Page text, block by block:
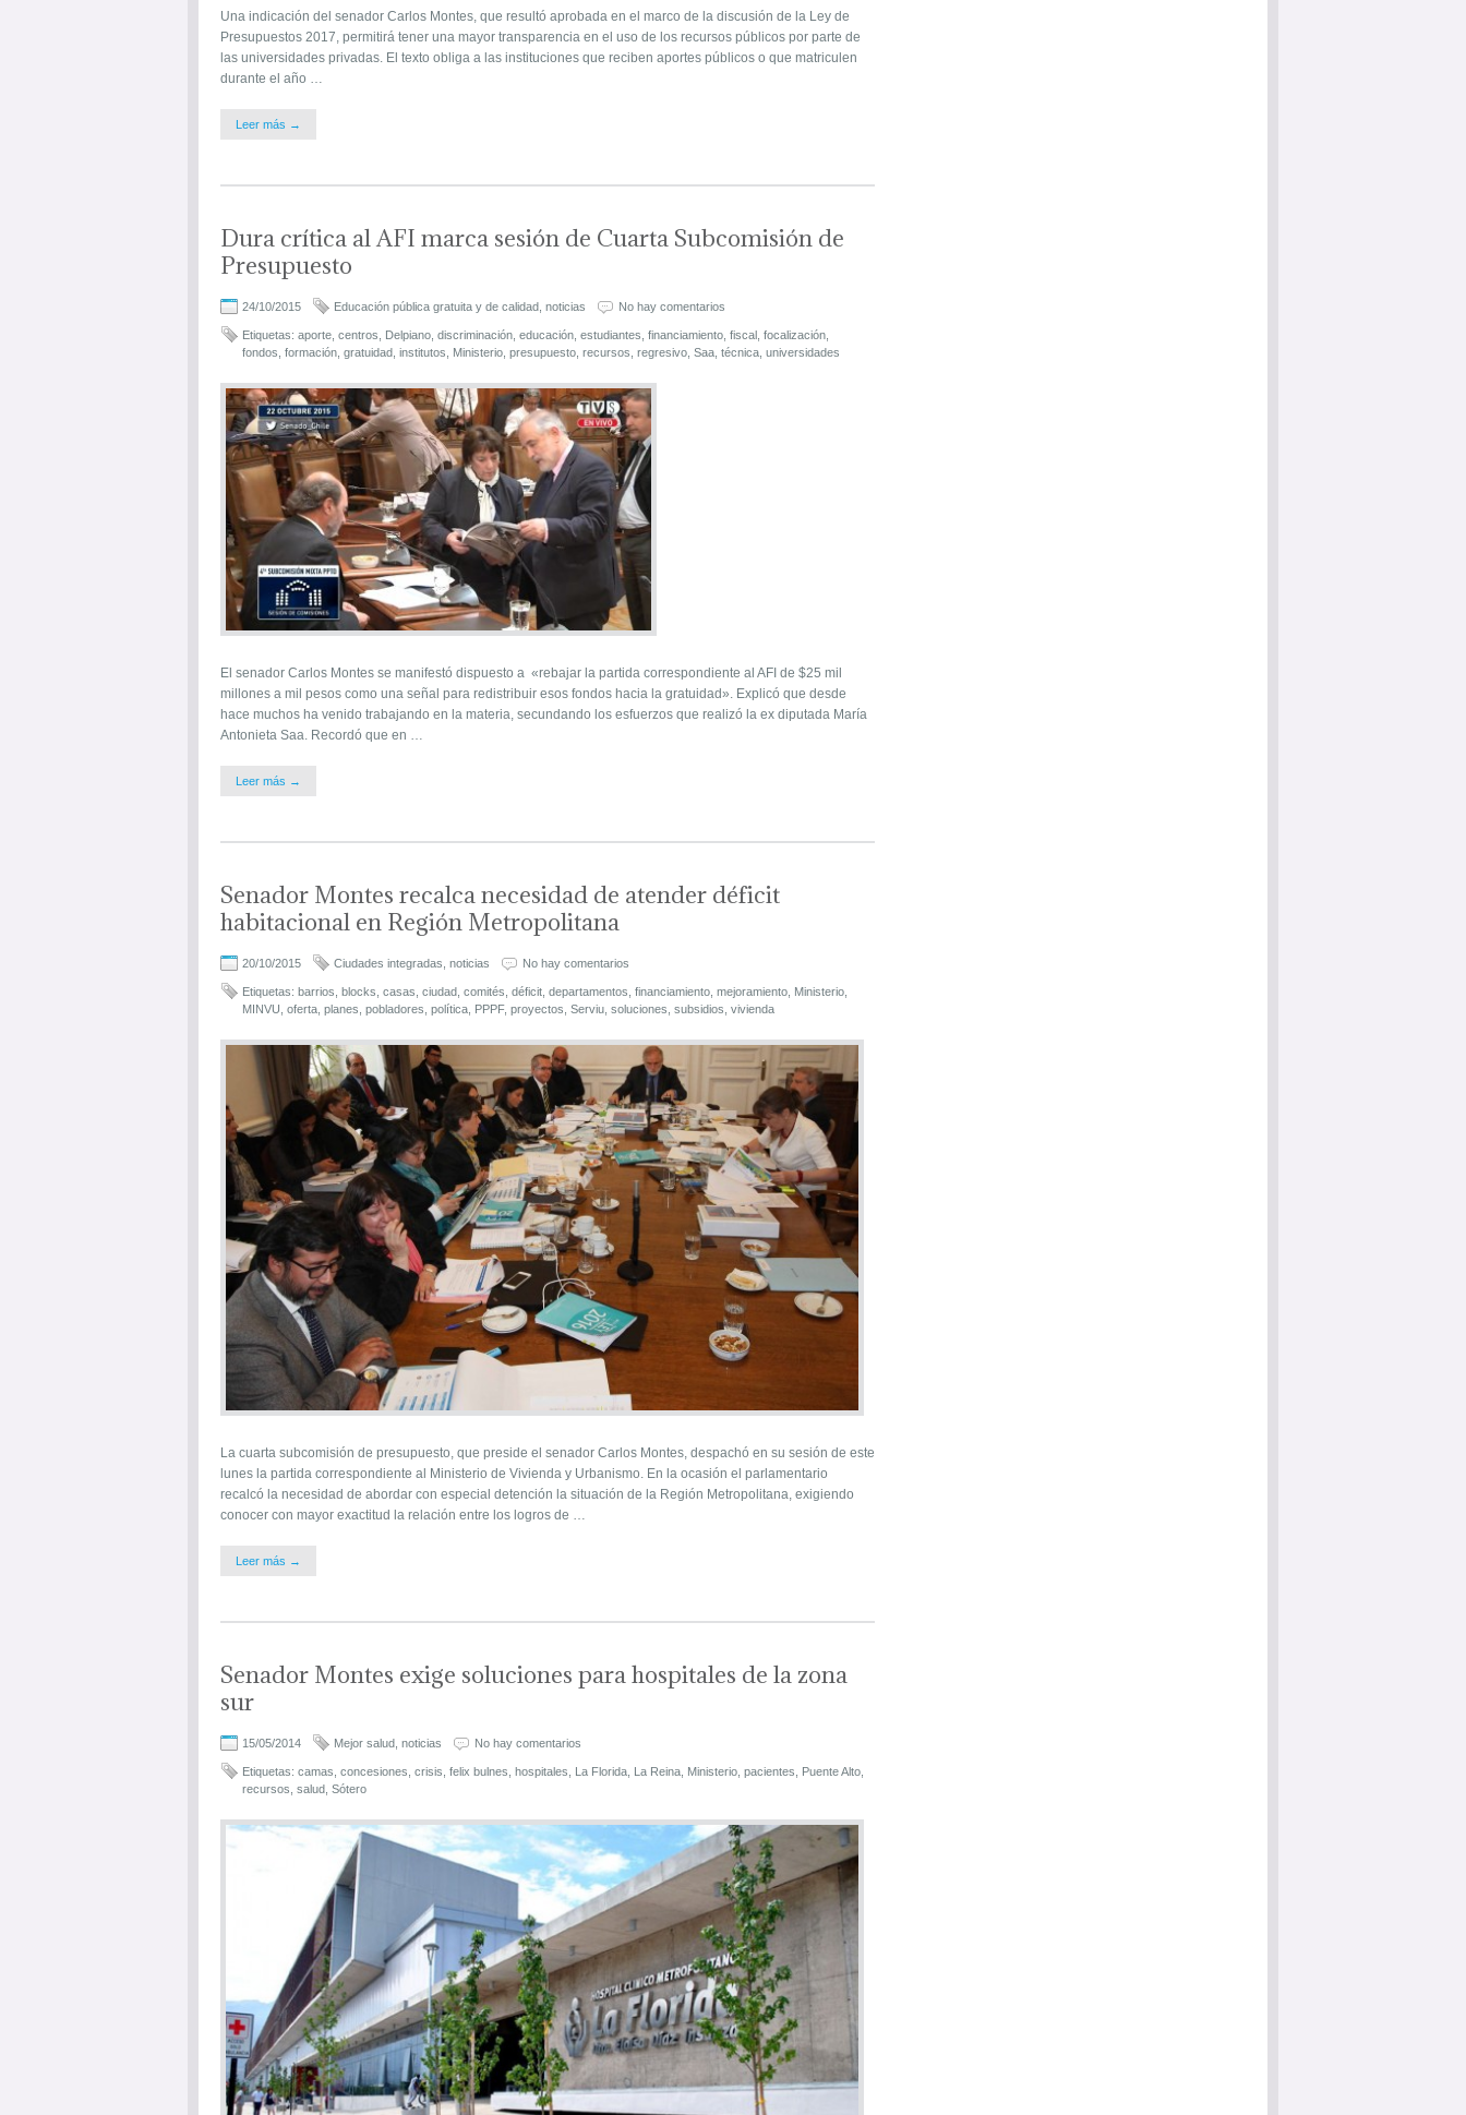
Una indicación del senador Carlos Montes, que resultó aprobada en el marco de la discusión de la Ley de
Presupuestos 2017, permitirá tener una mayor transparencia en el uso de los recursos públicos por parte de
las universidades privadas. El texto obliga a las instituciones que reciben aportes públicos o que matriculen
durante el año …
Leer más →
Dura crítica al AFI marca sesión de Cuarta Subcomisión de
Presupuesto
24/10/2015 Educación pública gratuita y de calidad, noticias No hay comentarios
Etiquetas: aporte, centros, Delpiano, discriminación, educación, estudiantes, financiamiento, fiscal , focalización,
fondos, formación, gratuidad, institutos, Ministerio, presupuesto, recursos, regresivo, Saa, técnica, universidades
El senador Carlos Montes se manifestó dispuesto a «rebajar la partida correspondiente al AFI de $25 mil
millones a mil pesos como una señal para redistribuir esos fondos hacia la gratuidad». Explicó que desde
hace muchos ha venido trabajando en la materia, secundando los esfuerzos que realizó la ex diputada María
Antonieta Saa. Recordó que en …
Leer más →
Senador Montes recalca necesidad de atender déficit
habitacional en Región Metropolitana
20/10/2015 Ciudades integradas noticias No hay comentarios
Etiquetas: barrios blocks casas ciudad comités déficit departamentos financiamiento mejoramiento Ministerio
MINVU oferta planes pobladores política PPPF, proyectos Serviu soluciones subsidios vivienda
La cuarta subcomisión de presupuesto, que preside el senador Carlos Montes, despachó en su sesión de este
lunes la partida correspondiente al Ministerio de Vivienda y Urbanismo. En la ocasión el parlamentario
recalcó la necesidad de abordar con especial detención la situación de la Región Metropolitana, exigiendo
conocer con mayor exactitud la relación entre los logros de …
Leer más →
Senador Montes exige soluciones para hospitales de la zona
sur
15/05/2014 Mejor salud noticias No hay comentarios
Etiquetas: camas concesiones crisis felix bulnes hospitales La Florida La Reina Ministerio pacientes Puente Alto
recursos salud Sótero